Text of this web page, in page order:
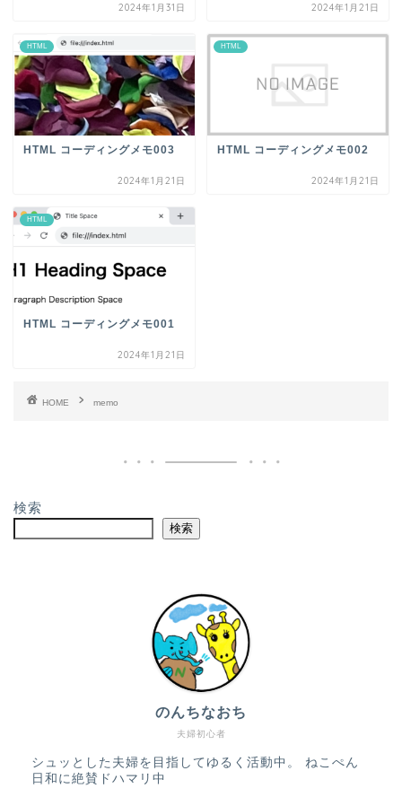
2024年1月31日 2024年1月21日
HTML
HTML コーディングメモ003
2024年1月21日
HTML
HTML コーディングメモ002
2024年1月21日
HTML
HTML コーディングメモ001
2024年1月21日
HOME memo
検索
検索
夫婦初心者
のんちなおち
シュッとした夫婦を目指してゆるく活動中。 ねこぺん
日和に絶賛ドハマリ中